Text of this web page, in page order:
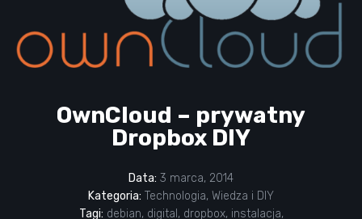
OwnCloud – prywatny
Dropbox DIY
Data: 3 marca, 2014
Kategoria: Technologia, Wiedza i DIY
Tagi: debian, digital , dropbox, instalacja,